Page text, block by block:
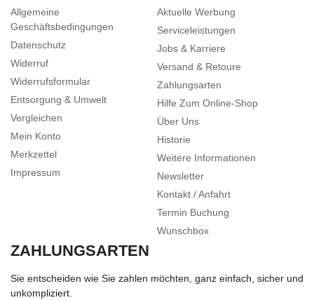
Allgemeine
Geschäftsbedingungen
Datenschutz
Widerruf
Widerrufsformular
Entsorgung & Umwelt
Vergleichen
Mein Konto
Merkzettel
Impressum
Aktuelle Werbung
Serviceleistungen
Jobs & Karriere
Versand & Retoure
Zahlungsarten
Hilfe Zum Online-Shop
Über Uns
Historie
Weitere Informationen
Newsletter
Kontakt / Anfahrt
Termin Buchung
Wunschbox
ZAHLUNGSARTEN
Sie entscheiden wie Sie zahlen möchten, ganz einfach, sicher und
unkompliziert.